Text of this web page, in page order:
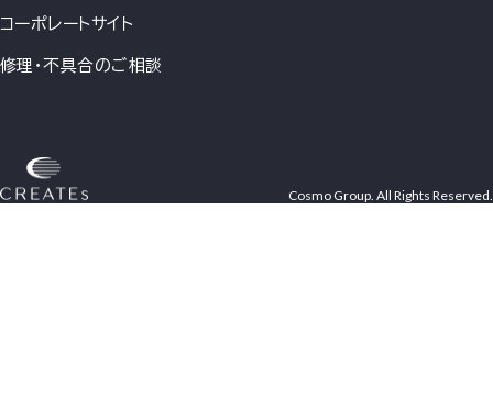
コーポレートサイト
修理・不具合のご相談
Cosmo Group. All Rights Reserved.